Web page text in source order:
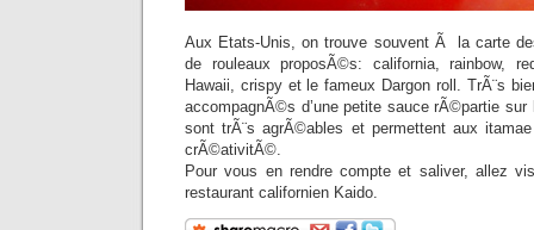
Aux Etats-Unis, on trouve souvent Ã la carte
de rouleaux proposÃ©s: california, rainbow,
Hawaii, crispy et le fameux Dargon roll. TrÃ¨s
accompagnÃ©s d’une petite sauce rÃ©partie
sont trÃ¨s agrÃ©ables et permettent aux
crÃ©ativitÃ©.
Pour vous en rendre compte et saliver, allez
restaurant californien Kaido.